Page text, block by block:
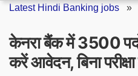
Latest Hindi Banking jobs
केनरा बैंक में 3500
करें आवेदन, बिना